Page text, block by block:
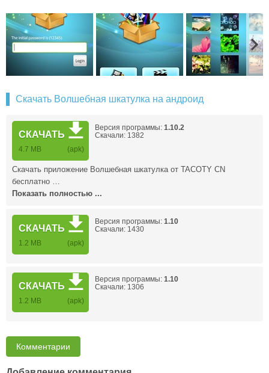
Скачать Волшебная шкатулка на андроид
СКАЧАТЬ
4.7 MB (apk)
Версия программы: 1.10.2
Скачали: 1382
Скачать приложение Волшебная шкатулка от TACOTY CN
бесплатно …
Показать полностью ...
СКАЧАТЬ
1.2 MB (apk)
Версия программы: 1.10
Скачали: 1430
СКАЧАТЬ
1.2 MB (apk)
Версия программы: 1.10
Скачали: 1306
Комментарии